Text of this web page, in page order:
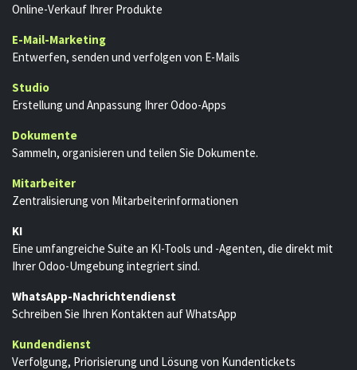
Online-Verkauf Ihrer Produkte
E-Mail-Marketing
Entwerfen, senden und verfolgen von E-Mails
Studio
Erstellung und Anpassung Ihrer Odoo-Apps
Dokumente
Sammeln, organisieren und teilen Sie Dokumente.
Mitarbeiter
Zentralisierung von Mitarbeiterinformationen
KI
Eine umfangreiche Suite an KI-Tools und -Agenten, die direkt mit
Ihrer Odoo-Umgebung integriert sind.
WhatsApp-Nachrichtendienst
Schreiben Sie Ihren Kontakten auf WhatsApp
Kundendienst
Verfolgung, Priorisierung und Lösung von Kundentickets